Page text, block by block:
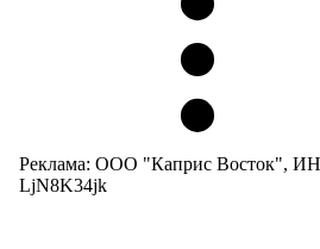
Реклама: ООО "Каприс Восток",
LjN8K34jk